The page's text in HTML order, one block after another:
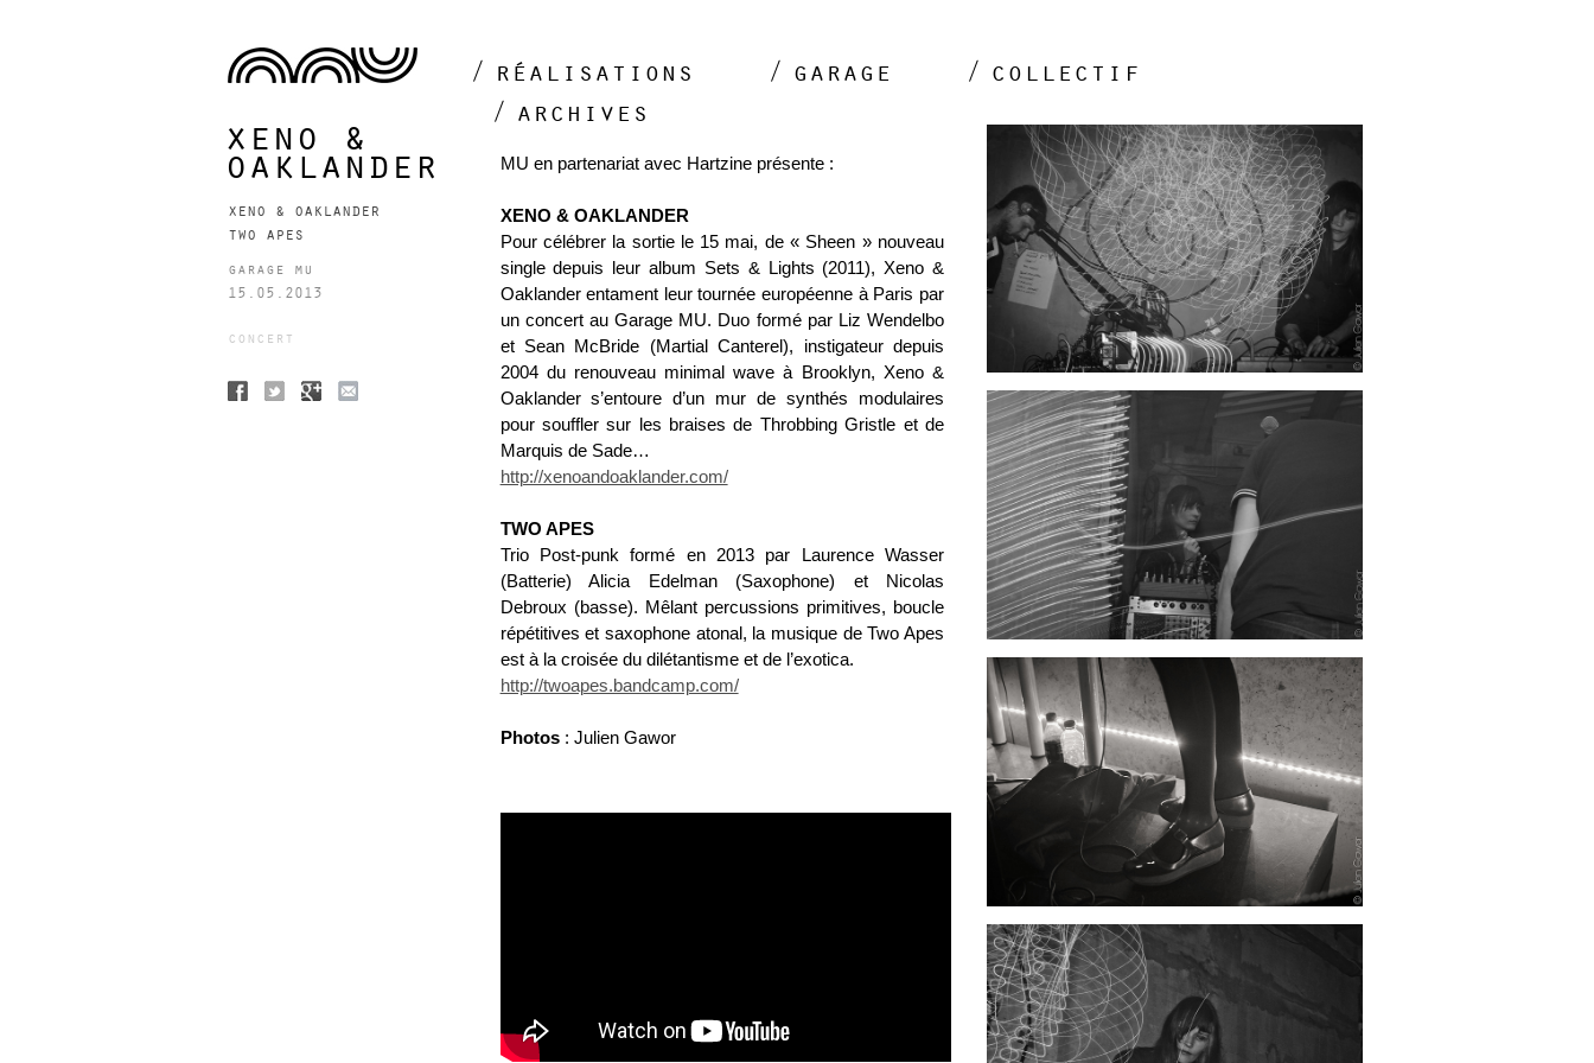
réalisations garage
collectif
archives
xeno &
oaklander
xeno & oaklander
two apes
garage mu
15.05.2013
concert
MU en partenariat avec Hartzine présente :
XENO & OAKLANDER
Pour célébrer la sortie le 15 mai, de « Sheen » nouveau
single depuis leur album Sets & Lights (2011), Xeno &
Oaklander entament leur tournée européenne à Paris par
un concert au Garage MU. Duo formé par Liz Wendelbo
et Sean McBride (Martial Canterel), instigateur depuis
2004 du renouveau minimal wave à Brooklyn, Xeno &
Oaklander s’entoure d’un mur de synthés modulaires
pour souffler sur les braises de Throbbing Gristle et de
Marquis de Sade…
http://xenoandoaklander.com/
TWO APES
Trio Post-punk formé en 2013 par Laurence Wasser
(Batterie) Alicia Edelman (Saxophone) et Nicolas
Debroux (basse). Mêlant percussions primitives, boucle
répétitives et saxophone atonal, la musique de Two Apes
est à la croisée du dilétantisme et de l’exotica.
http://twoapes.bandcamp.com/
Photos: Julien Gawor